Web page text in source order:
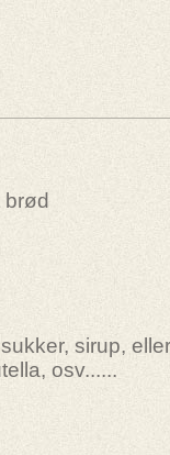
sirup,
osv......